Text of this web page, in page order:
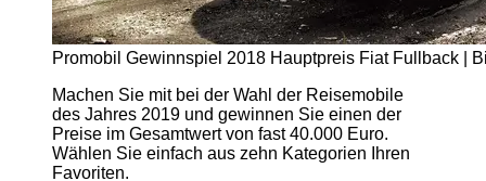
Promobil Gewinnspiel 2018 Hauptpreis Fiat Fullback |
Machen Sie mit bei der Wahl der Reisemobile
des Jahres 2019 und gewinnen Sie einen der
Preise im Gesamtwert von fast 40.000 Euro.
Wählen Sie einfach aus zehn Kategorien Ihren
Favoriten.